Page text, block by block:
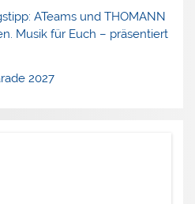
ATeams und THOMANN
Musik für Euch – präsentiert
2027